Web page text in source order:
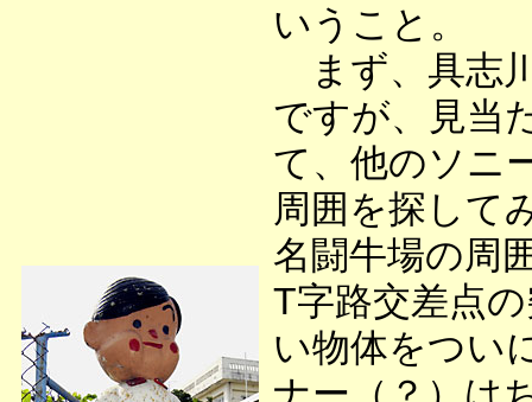
いうこと。
まず、具志
ですが、見当
て、他のソニ
周囲を探して
名闘牛場の周
T字路交差点
い物体をつい